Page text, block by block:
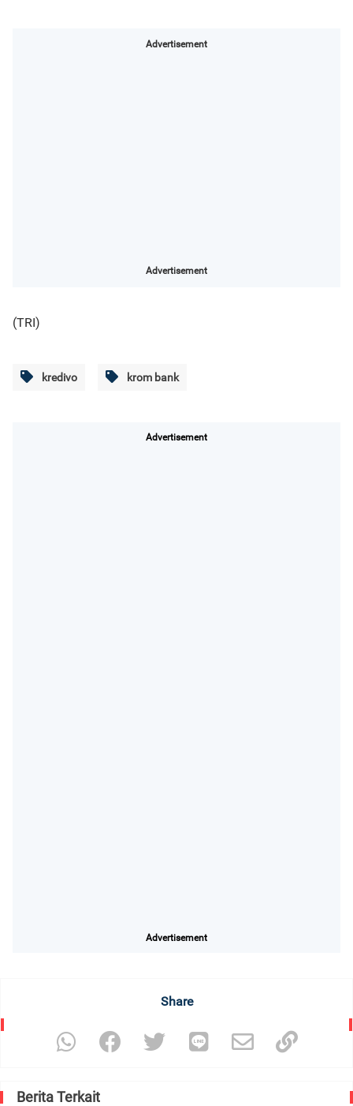
Advertisement
Advertisement
(TRI)
kredivo krom bank
Advertisement
Advertisement
Share
Berita Terkait